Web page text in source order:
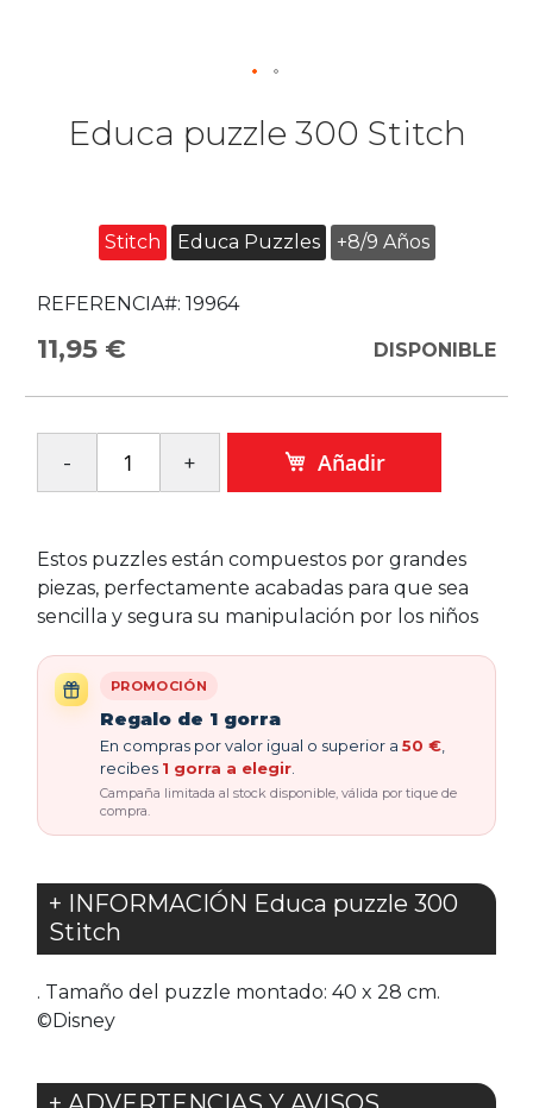
Educa puzzle 300 Stitch
Stitch Educa Puzzles +8/9 Años
REFERENCIA#: 19964
11,95 € DISPONIBLE
Añadir
Estos puzzles están compuestos por grandes
piezas, perfectamente acabadas para que sea
sencilla y segura su manipulación por los niños
PROMOCIÓN
Regalo de 1 gorra
En compras por valor igual o superior a 50 €
recibes 1 gorra a elegir
Campaña limitada al stock disponible, válida por tique de
compra.
+ INFORMACIÓN Educa puzzle 300
Stitch
. Tamaño del puzzle montado: 40 x 28 cm.
©Disney